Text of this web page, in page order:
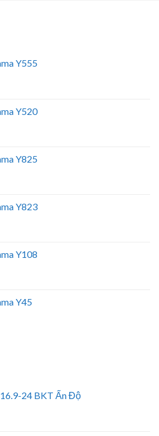
Y555
Y520
Y825
Y823
Y108
Y45
24 BKT Ấn Độ